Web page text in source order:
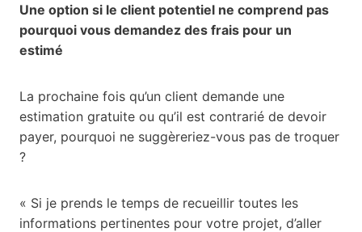
Une option si le client potentiel ne comprend pas
pourquoi vous demandez des frais pour un
estimé
La prochaine fois qu’un client demande une
estimation gratuite ou qu’il est contrarié de devoir
payer, pourquoi ne suggèreriez-vous pas de troquer
?
« Si je prends le temps de recueillir toutes les
informations pertinentes pour votre projet, d’aller